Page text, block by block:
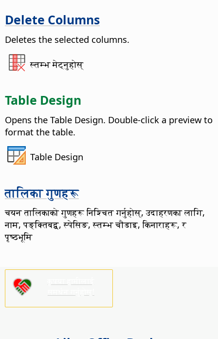
Delete Columns
Deletes the selected columns.
स्तम्भ मेट्नुहोस्
Table Design
Opens the Table Design. Double-click a preview to
format the table.
Table Design
तालिका गुणहरू
चयन तालिकाको गुणहरू निश्चित गर्नुहोस्, उदाहरणका लागि,
नाम, पङ्क्तिबद्व, स्पेसिङ, स्तम्भ चौडाइ, किनाराहरू, र
पृष्ठभूमि